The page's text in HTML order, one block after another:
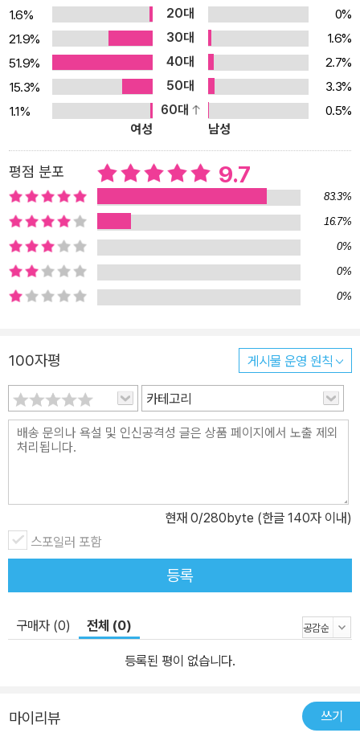
가지나? 교과서에는 다 담지 못한 다양한 읽을거리까지 듬뿍! 세종
대왕이 한글을 만들었다는 건 대한민국 국민이라면 누구나 아는 사실
이죠. 그런데, 세종 대왕이 직접 백성들을 위해 한글을 창제했다는 사
실이 문자의 역사에선 굉장히 특별한 점이라는 걸 알고 있나요? 알파
벳이나 한자, 가나, 키릴 문자 등 세계의 많은 문자들이 처음에 어떻게
만들어졌는지 정확한 기록이 남아 있지 않고, 시대의 변화에 따라 조
금씩 변화하며 오늘날의 문자로 쓰이고 있습니다. 그런데, 한글은 언
제, 어떤 목적으로, 누가 만들었으며, 어떻게 활용할 수 있는지 그 해
설서까지 남아 있는 유일한 문자입니다. 우리는 당연한 상식처럼 ‘한
글=세종 대왕’으로 알고 있지만, 그 당연함이 세계에선 독보적인 특
별함이라는 걸 알려주는 데서부터 이 책의 내용이 시작됩니다. 초등
학교 교육 과정에선 4학년 때 ‘자랑스러운 한글’을 다루며 네 가지 우
수한 점을 꼽고 있습니다. 과학적이고 독창적인 제자 원리, 적은 수의
는 열두 가지 이유》에서는 이러한 내용뿐만 아니라 철학이 담긴 글자,
다양한 표현이 가능한 문자 등 교과서에서는 다 담지 못한 부분까지
짚어 주고 있습니다. 또한 세계에서 한글을 어떻게 평가했는지, 역사
속 수많은 사건들 속에서 한글을 지키고 발전시키기 위해 애썼던 고
마운 인물들, 세계의 문자와 언어 지도 등을 정리해 두어 보다 입체적
해?” 한국보다 세계가 먼저 인정한 가장 진보된 문자, 한글 부모와 아
야 해?” 이렇게 묻는 아이도 있을 겁니다. 물론 왜 우수한지 몰라도
살아가는 데 큰 문제는 없을지 모릅니다. 그러나 내가 쓰는 말의 뿌리
와 역사를 알면 우리말과 우리 문화에 대한 마음가짐 자체가 달라집
원, 초등학교 시절부터 영어의 중요성만 강조하다 보면 자연스레 우
리말보다 영어가 우위에 있는 것 같고, 영어와 영미 문화가 한글과 우
나 한글이 어떤 점에서 우수한지 조목조목 알고 나면, 똑같이 영어를
배우더라도 한글을 쓰는 한국인으로서의 자긍심을 지킬 수 있게 됩니
1.6%
20대
0%
21.9%
30대
1.6%
51.9%
40대
2.7%
15.3%
50대
3.3%
1.1%
60대
0.5%
여성
남성
평점 분포 9.7
83.3%
16.7%
0%
0%
0%
100자평 게시물 운영 원칙
카테고리
현재 0/280byte (한글 140자 이내)
스포일러 포함
등록
구매자 (0) 전체 (0)
등록된 평이 없습니다.
마이리뷰 쓰기